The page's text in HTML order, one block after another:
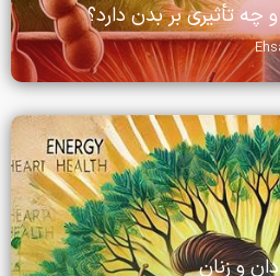
تأثیری بر بدن دارد؟
و زنان